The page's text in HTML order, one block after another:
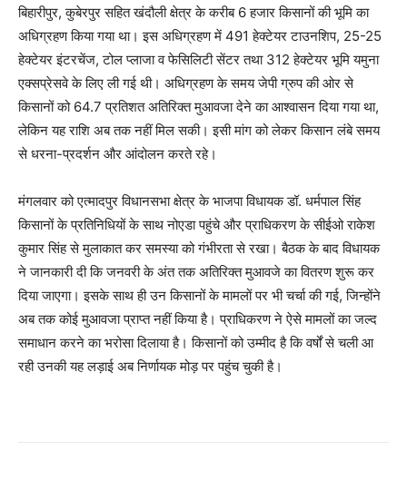
बिहारीपुर, कुबेरपुर सहित खंदौली क्षेत्र के करीब 6 हजार किसानों की भूमि का
अधिग्रहण किया गया था। इस अधिग्रहण में 491 हेक्टेयर टाउनशिप, 25-25
हेक्टेयर इंटरचेंज, टोल प्लाजा व फेसिलिटी सेंटर तथा 312 हेक्टेयर भूमि यमुना
एक्सप्रेसवे के लिए ली गई थी। अधिग्रहण के समय जेपी ग्रुप की ओर से
किसानों को 64.7 प्रतिशत अतिरिक्त मुआवजा देने का आश्वासन दिया गया था,
लेकिन यह राशि अब तक नहीं मिल सकी। इसी मांग को लेकर किसान लंबे समय
से धरना-प्रदर्शन और आंदोलन करते रहे।
मंगलवार को एत्मादपुर विधानसभा क्षेत्र के भाजपा विधायक डॉ. धर्मपाल सिंह
किसानों के प्रतिनिधियों के साथ नोएडा पहुंचे और प्राधिकरण के सीईओ राकेश
कुमार सिंह से मुलाकात कर समस्या को गंभीरता से रखा। बैठक के बाद विधायक
ने जानकारी दी कि जनवरी के अंत तक अतिरिक्त मुआवजे का वितरण शुरू कर
दिया जाएगा। इसके साथ ही उन किसानों के मामलों पर भी चर्चा की गई, जिन्होंने
अब तक कोई मुआवजा प्राप्त नहीं किया है। प्राधिकरण ने ऐसे मामलों का जल्द
समाधान करने का भरोसा दिलाया है। किसानों को उम्मीद है कि वर्षों से चली आ
रही उनकी यह लड़ाई अब निर्णायक मोड़ पर पहुंच चुकी है।